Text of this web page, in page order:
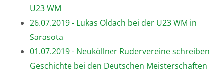
U23 WM
26.07.2019 - Lukas Oldach bei der U23 WM in
Sarasota
01.07.2019 - Neuköllner Rudervereine schreiben
Geschichte bei den Deutschen Meisterschaften